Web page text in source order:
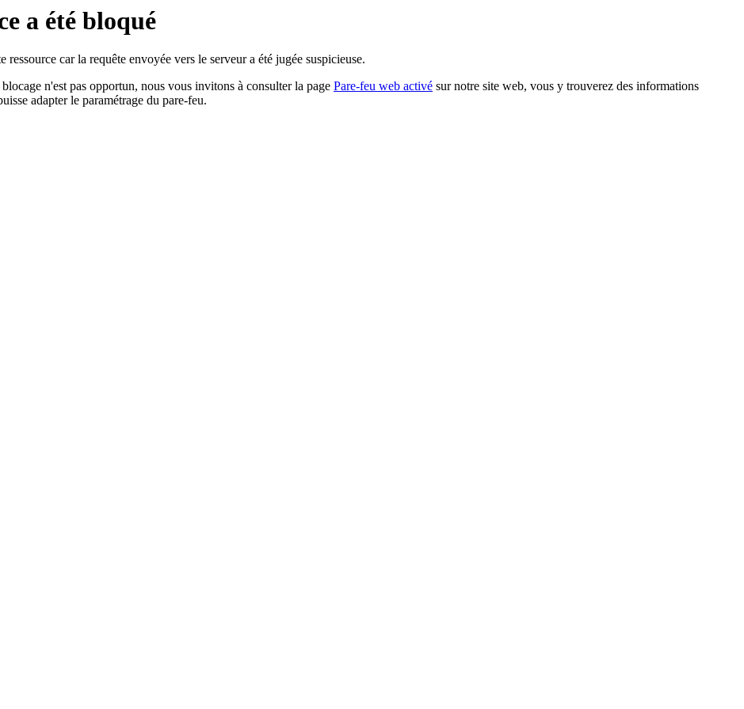
a été bloqué
car la requête envoyée vers le serveur a été jugée suspicieuse.
n'est pas opportun, nous vous invitons à consulter la page Pare-feu web activé sur notre site web, vous y trouverez des informations
adapter le paramétrage du pare-feu.